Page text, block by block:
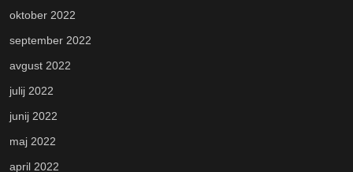
oktober 2022
september 2022
avgust 2022
julij 2022
junij 2022
maj 2022
april 2022